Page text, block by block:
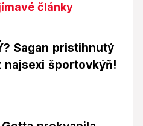
články
Sagan pristihnutý
najsexi športovkýň!